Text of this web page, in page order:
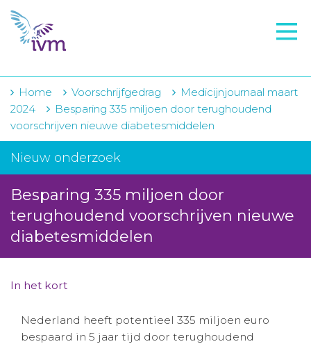
VMI
FTO voorbereiding
IVM-academie
Zorginstellingen
Projecten
Over IVM
Actueel
Aanmelden nieuwsbrief
Home Voorschrijfgedrag
Medicijnjournaal maart
2024
Besparing 335 miljoen door terughoudend
voorschrijven nieuwe diabetesmiddelen
Nieuw onderzoek
Besparing 335 miljoen door
terughoudend voorschrijven nieuwe
diabetesmiddelen
In het kort
Nederland heeft potentieel 335 miljoen euro
bespaard in 5 jaar tijd door terughoudend